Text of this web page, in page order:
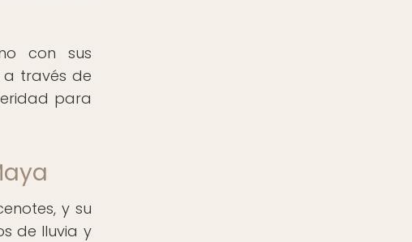
con sus
a través de
para
y su
de lluvia y